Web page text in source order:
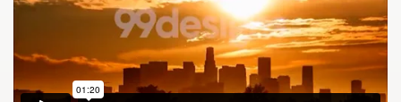
Projetos 1-para-1
Encontre um designer